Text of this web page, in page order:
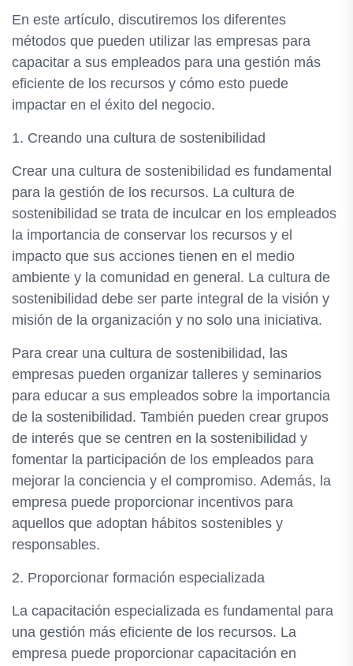
En este artículo, discutiremos los diferentes
métodos que pueden utilizar las empresas para
capacitar a sus empleados para una gestión más
eficiente de los recursos y cómo esto puede
impactar en el éxito del negocio.
1. Creando una cultura de sostenibilidad
Crear una cultura de sostenibilidad es fundamental
para la gestión de los recursos. La cultura de
sostenibilidad se trata de inculcar en los empleados
la importancia de conservar los recursos y el
impacto que sus acciones tienen en el medio
ambiente y la comunidad en general. La cultura de
sostenibilidad debe ser parte integral de la visión y
misión de la organización y no solo una iniciativa.
Para crear una cultura de sostenibilidad, las
empresas pueden organizar talleres y seminarios
para educar a sus empleados sobre la importancia
de la sostenibilidad. También pueden crear grupos
de interés que se centren en la sostenibilidad y
fomentar la participación de los empleados para
mejorar la conciencia y el compromiso. Además, la
empresa puede proporcionar incentivos para
aquellos que adoptan hábitos sostenibles y
responsables.
2. Proporcionar formación especializada
La capacitación especializada es fundamental para
una gestión más eficiente de los recursos. La
empresa puede proporcionar capacitación en